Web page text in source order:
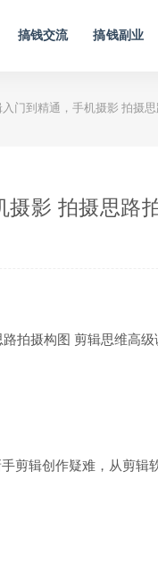
搞钱交流 搞钱副业
门到精通，手机摄影 拍摄
摄影 拍摄思路
剪辑创作疑难，从剪辑